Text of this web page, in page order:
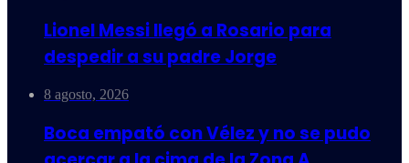
Lionel Messi llegó a Rosario para
despedir a su padre Jorge
8 agosto, 2026
Boca empató con Vélez y no se pudo